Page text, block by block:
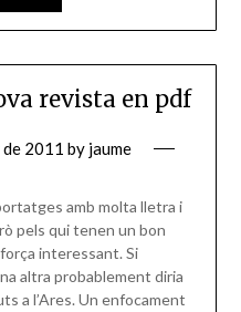
revista en pdf
2011 by jaume
amb molta lletra i
pels qui tenen un bon
interessant. Si
altra probablement diria
a l’Ares. Un enfocament